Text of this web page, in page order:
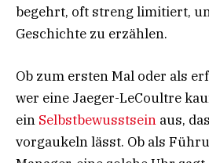
begehrt, oft streng limitiert,
Geschichte zu erzählen.
Ob zum ersten Mal oder als
wer eine Jaeger-LeCoultre
ein Selbstbewusstsein aus,
vorgaukeln lässt. Ob als